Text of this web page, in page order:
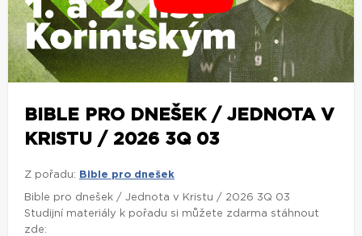
BIBLE PRO DNEŠEK / JEDNOTA V
KRISTU / 2026 3Q 03
Z pořadu: Bible pro dnešek
Bible pro dnešek / Jednota v Kristu / 2026 3Q 03
Studijní materiály k pořadu si můžete zdarma stáhnout
zde: